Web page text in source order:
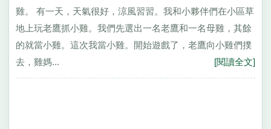
雞。 有一天，天氣很好，涼風習習。我和小夥伴們在小區草
地上玩老鷹抓小雞。我們先選出一名老鷹和一名母雞，其餘
的就當小雞。這次我當小雞。開始遊戲了，老鷹向小雞們撲
去，雞媽...
[閱讀全文]